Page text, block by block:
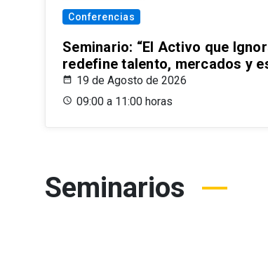
Conferencias
Seminario: “El Activo que
redefine talento, mercados y
19 de Agosto de 2026
09:00 a 11:00 horas
Seminarios